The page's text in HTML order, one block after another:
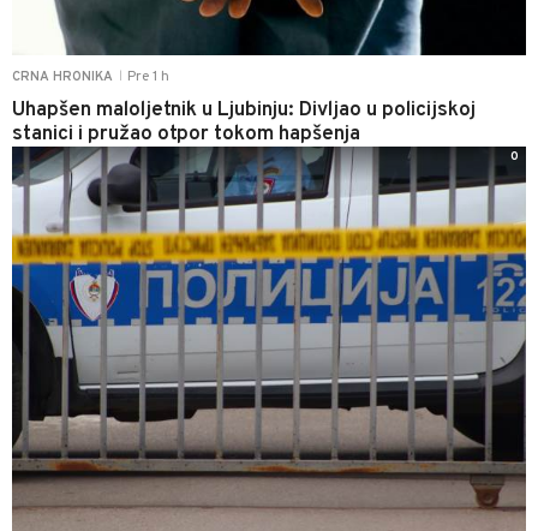
CRNA HRONIKA Pre 1 h
Uhapšen maloljetnik u Ljubinju: Divljao u policijskoj
stanici i pružao otpor tokom hapšenja
0